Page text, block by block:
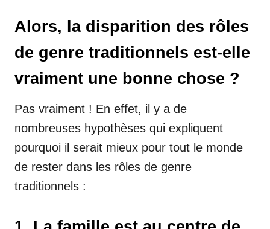
Alors, la disparition des rôles
de genre traditionnels est-elle
vraiment une bonne chose ?
Pas vraiment ! En effet, il y a de
nombreuses hypothèses qui expliquent
pourquoi il serait mieux pour tout le monde
de rester dans les rôles de genre
traditionnels :